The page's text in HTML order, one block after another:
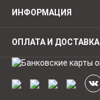
ИНФОРМАЦИЯ
ОПЛАТА И ДОСТАВКА